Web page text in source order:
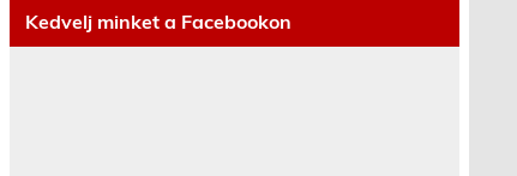
Kedvelj minket a Facebookon